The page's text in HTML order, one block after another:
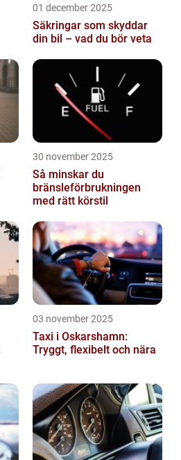
01 december 2025
Säkringar som skyddar
din bil – vad du bör veta
30 november 2025
Så minskar du
bränsleförbrukningen
med rätt körstil
03 november 2025
Taxi i Oskarshamn:
Tryggt, flexibelt och nära